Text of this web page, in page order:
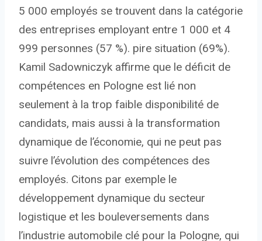
5 000 employés se trouvent dans la catégorie
des entreprises employant entre 1 000 et 4
999 personnes (57 %). pire situation (69%).
Kamil Sadowniczyk affirme que le déficit de
compétences en Pologne est lié non
seulement à la trop faible disponibilité de
candidats, mais aussi à la transformation
dynamique de l’économie, qui ne peut pas
suivre l’évolution des compétences des
employés. Citons par exemple le
développement dynamique du secteur
logistique et les bouleversements dans
l’industrie automobile clé pour la Pologne, qui